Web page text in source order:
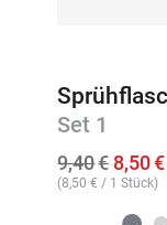
Set 1
9,40€
Preis
8,50€
(8,50 € / 1 Stück)